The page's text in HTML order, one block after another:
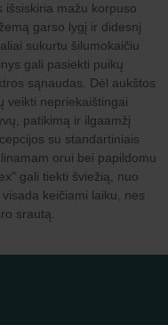
išsiskiria mažu korpuso
garso lygį ir didesnį
sukurtu šilumokaičiu
gali pasiekti puikų
sąnaudas. Dėl aukštos
veikti nepriekaištingai
patikimą ir ilgaamžį
su standartiniais
orui bei papildomu
gali tiekti šviežią, nuo
keičiami laiku, nes
srautą.